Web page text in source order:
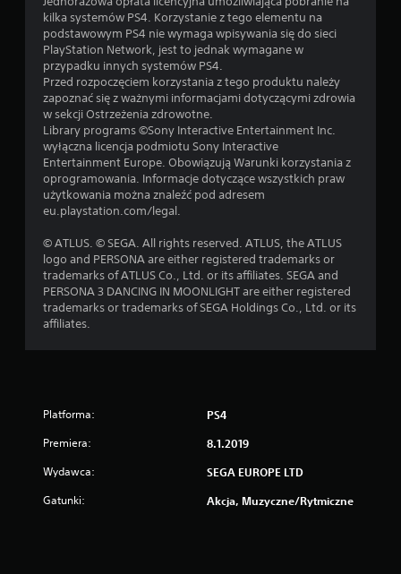
kilka systemów PS4. Korzystanie z tego elementu na
podstawowym PS4 nie wymaga wpisywania się do sieci
PlayStation Network, jest to jednak wymagane w
przypadku innych systemów PS4.
Przed rozpoczęciem korzystania z tego produktu należy
zapoznać się z ważnymi informacjami dotyczącymi zdrowia
w sekcji Ostrzeżenia zdrowotne.
Library programs ©Sony Interactive Entertainment Inc.
wyłączna licencja podmiotu Sony Interactive
Entertainment Europe. Obowiązują Warunki korzystania z
oprogramowania. Informacje dotyczące wszystkich praw
użytkowania można znaleźć pod adresem
eu.playstation.com/legal.
© ATLUS. © SEGA. All rights reserved. ATLUS, the ATLUS
logo and PERSONA are either registered trademarks or
trademarks of ATLUS Co., Ltd. or its affiliates. SEGA and
PERSONA 3 DANCING IN MOONLIGHT are either registered
trademarks or trademarks of SEGA Holdings Co., Ltd. or its
affiliates.
Platforma: PS4
Premiera: 8.1.2019
Wydawca: SEGA EUROPE LTD
Gatunki: Akcja, Muzyczne/rytmiczne